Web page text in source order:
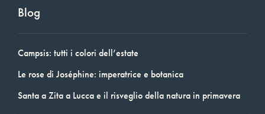
Blog
Campsis: tutti i colori dell’estate
Le rose di Joséphine: imperatrice e botanica
Santa a Zita a Lucca e il risveglio della natura in primavera